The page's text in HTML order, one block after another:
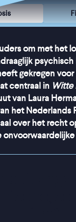
om met het
gekregen voor
centraal in Witte
van Laura
het Nederlands
over het recht